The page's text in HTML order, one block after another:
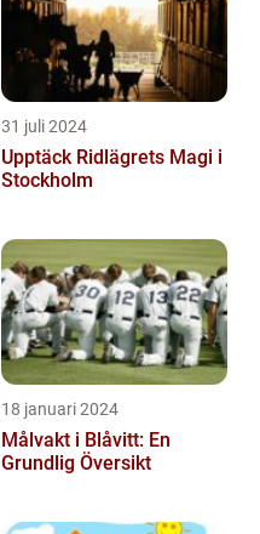
31 juli 2024
Upptäck Ridlägrets Magi i
Stockholm
18 januari 2024
Målvakt i Blåvitt: En
Grundlig Översikt